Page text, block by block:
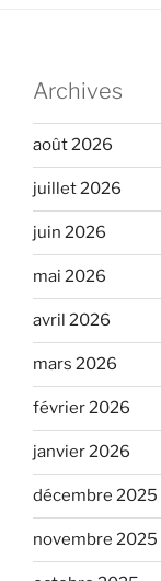
Archives
août 2026
juillet 2026
juin 2026
mai 2026
avril 2026
mars 2026
février 2026
janvier 2026
décembre 2025
novembre 2025